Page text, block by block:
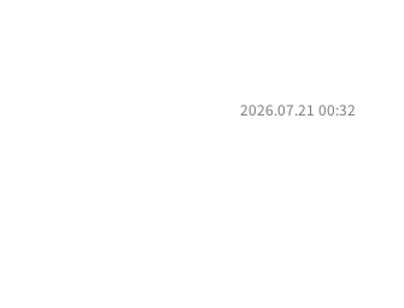
2026.07.21 00:32